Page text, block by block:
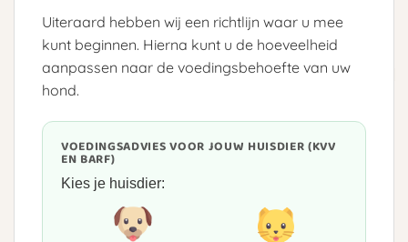
Uiteraard hebben wij een richtlijn waar u mee
kunt beginnen. Hierna kunt u de hoeveelheid
aanpassen naar de voedingsbehoefte van uw
hond.
VOEDINGSADVIES VOOR JOUW HUISDIER (KVV
EN BARF)
Kies je huisdier: